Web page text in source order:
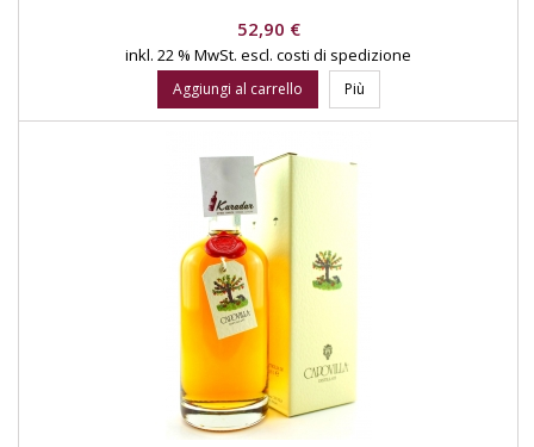
Prezzo
52,90 €
inkl. 22 % MwSt. escl. costi di spedizione
Aggiungi al carrello Più